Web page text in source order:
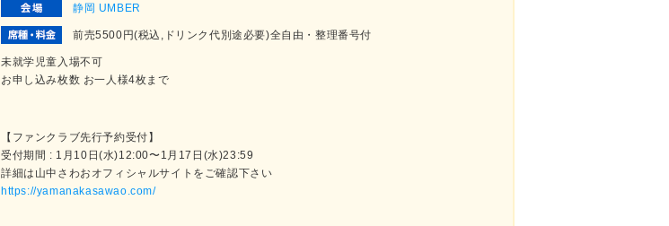
静岡 UMBER
前売5500円(税込,ドリンク代別途必要)全自由・整理番号付
未就学児童入場不可
お申し込み枚数 お一人様4枚まで
【ファンクラブ先行予約受付】
受付期間 : 1月10日(水)12:00〜1月17日(水)23:59
詳細は山中さわおオフィシャルサイトをご確認下さい
https://yamanakasawao.com/